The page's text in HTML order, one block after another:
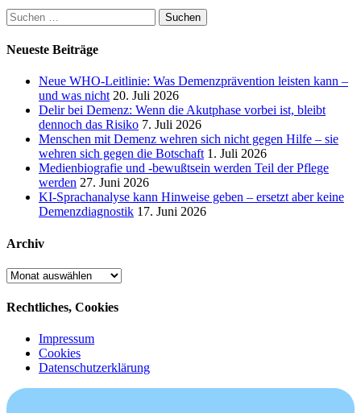
Suchen
nach:
Neueste Beiträge
Neue WHO-Leitlinie: Was Demenzprävention leisten kann –
und was nicht 20. Juli 2026
Delir bei Demenz: Wenn die Akutphase vorbei ist, bleibt
dennoch das Risiko 7. Juli 2026
Menschen mit Demenz wehren sich nicht gegen Hilfe – sie
wehren sich gegen die Botschaft 1. Juli 2026
Medienbiografie und -bewußtsein werden Teil der Pflege
werden 27. Juni 2026
KI-Sprachanalyse kann Hinweise geben – ersetzt aber keine
Demenzdiagnostik 17. Juni 2026
Archiv
Archiv
Rechtliches, Cookies
Impressum
Cookies
Datenschutzerklärung